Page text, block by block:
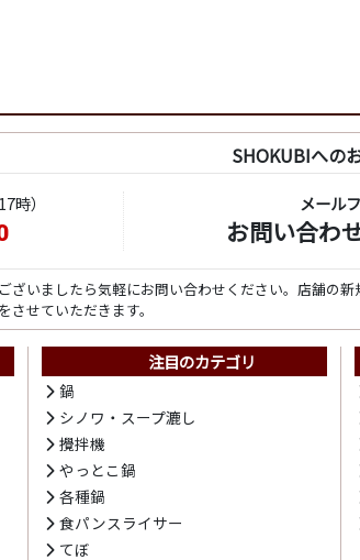
SHOKUBIへの
時） メール
お問い合わ
ざいましたら気軽にお問い合わせください。店舗の
せていただきます。
注目のカテゴリ
鍋
シノワ・スープ漉し
攪拌機
やっとこ鍋
各種鍋
食パンスライサー
てぼ